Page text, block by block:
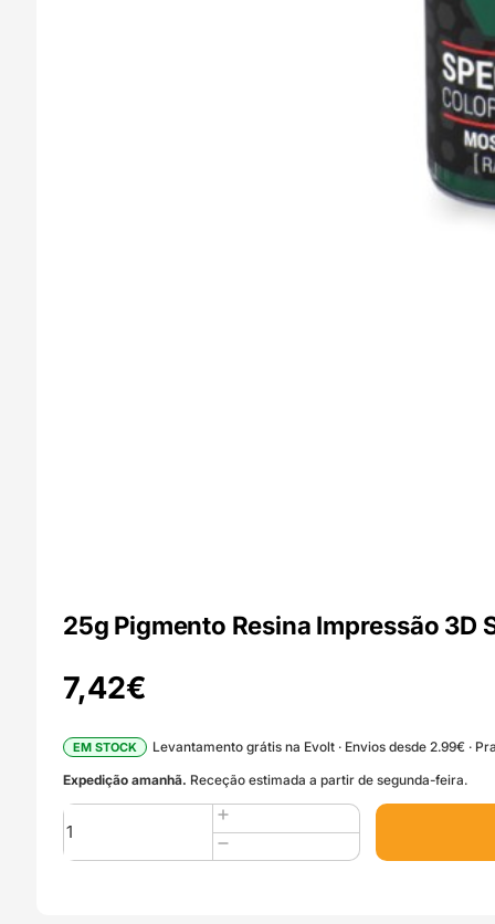
25g Pigmento Resina Impressão 3D
7,42€
EM STOCK
Levantamento grátis na Evolt · Envios desde 2.99€ ·
Expedição amanhã. Receção estimada a partir de segunda-feira.
Quantidade
de
25g